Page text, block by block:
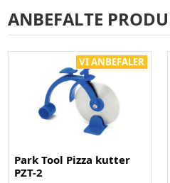
ANBEFALTE
VI ANBEFALER
Park Tool Pizza kutter
PZT-2